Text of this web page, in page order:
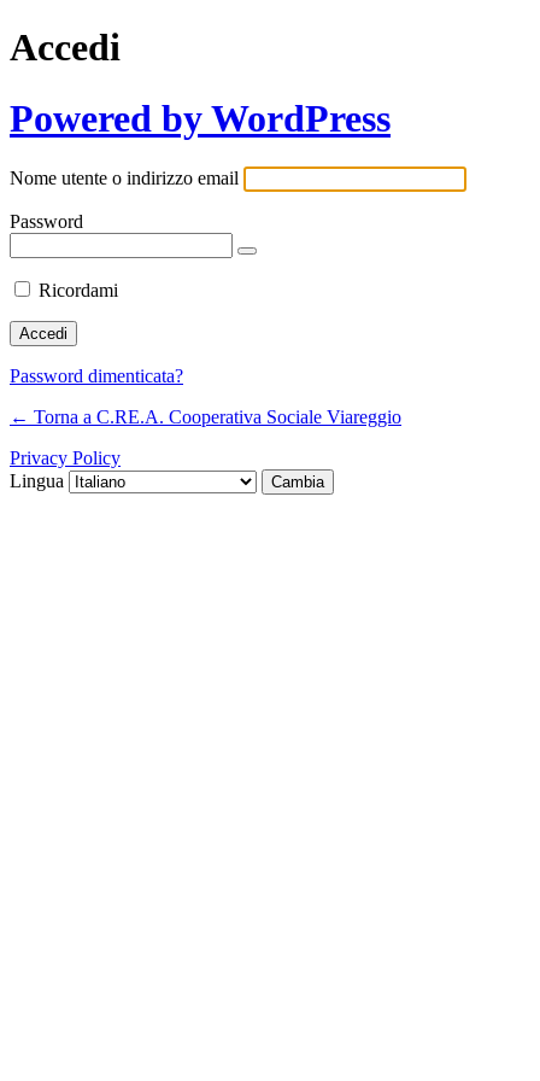
Accedi
Powered by WordPress
Nome utente o indirizzo email
Password
Ricordami
Password dimenticata?
← Torna a C.RE.A. Cooperativa Sociale Viareggio
Privacy Policy
Lingua